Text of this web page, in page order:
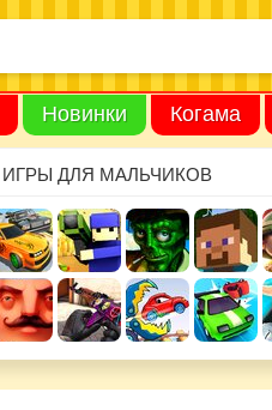
Новинки Когама
ИГРЫ ДЛЯ МАЛЬЧИКОВ